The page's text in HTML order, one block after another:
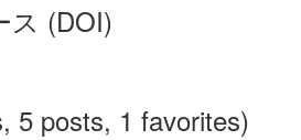
ス (DOI)
5 posts, 1 favorites)